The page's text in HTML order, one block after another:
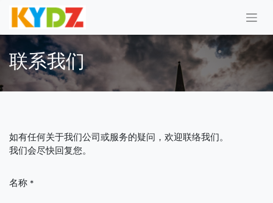
联系我们
如有任何关于我们公司或服务的疑问，欢迎联络我们。
我们会尽快回复您。
名称 *